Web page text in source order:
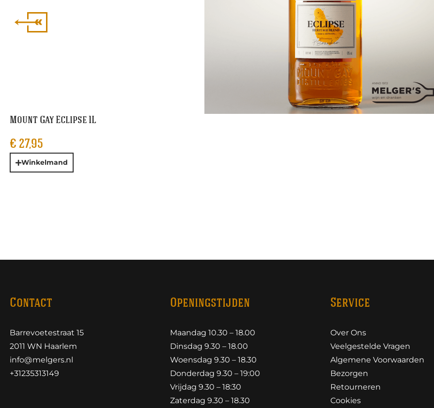
Mount Gay Eclipse 1L
€ 27,95
Winkelmand
Contact
Barrevoetestraat 15
2011 WN Haarlem
info@melgers.nl
+31235313149
Openingstijden
Maandag 10.30 – 18.00
Dinsdag 9.30 – 18.00
Woensdag 9.30 – 18.30
Donderdag 9.30 – 19:00
Vrijdag 9.30 – 18:30
Zaterdag 9.30 – 18.30
Service
Over Ons
Veelgestelde Vragen
Algemene Voorwaarden
Bezorgen
Retourneren
Cookies